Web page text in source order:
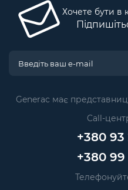
Хочете бути в
Generac має
Call-
+380 93
+380 99